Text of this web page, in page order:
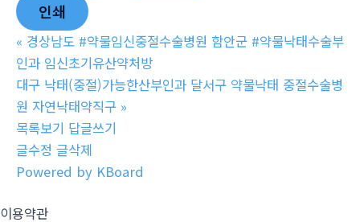
인쇄
« 경상남도 #약물임신중절수술병원 함안군 #약물낙태수술부
인과 임신초기유산약처방
대구 낙태(중절)가능한산부인과 달서구 약물낙태 중절수술병
원 자연낙­태약직구 »
목록보기 답글쓰기
글수정 글삭제
Powered by KBoard
이용약관